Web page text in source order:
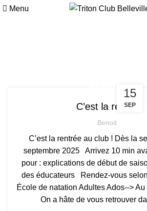
Menu
15
SEP
C’est la rentrée
Benoit
C’est la rentrée au club ! Dès la
septembre 2025 Arrivez 10 min
pour : explications de début de
des éducateurs Rendez-vous
École de natation Adultes Ados-->
On a hâte de vous retrouver